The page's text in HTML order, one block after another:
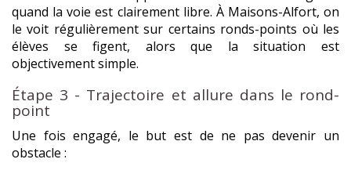
quand la voie est clairement libre. À Maisons-Alfort, on
le voit régulièrement sur certains ronds-points où les
élèves se figent, alors que la situation est
objectivement simple.
Étape 3 - Trajectoire et allure dans le rond-
point
Une fois engagé, le but est de ne pas devenir un
obstacle :